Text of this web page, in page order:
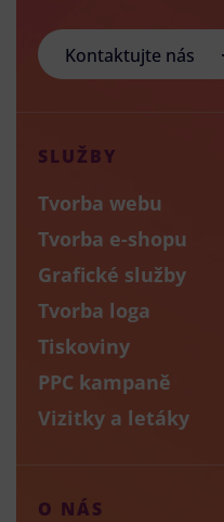
Kontaktujte nás
SLUŽBY
Tvorba webu
Tvorba e-shopu
Grafické služby
Tvorba loga
Tiskoviny
PPC kampaně
Vizitky a letáky
O NÁS